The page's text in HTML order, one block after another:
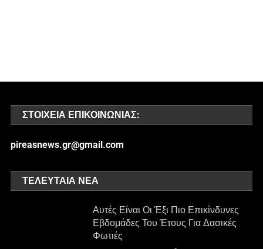
ΣΤΟΙΧΕΊΑ ΕΠΙΚΟΙΝΩΝΊΑΣ:
pireasnews.gr@gmail.com
ΤΕΛΕΥΤΑΊΑ ΝΈΑ
Αυτές Είναι Οι Έξι Πιο Επικίνδυνες
Εβδομάδες Του Έτους Για Δασικές
Φωτιές